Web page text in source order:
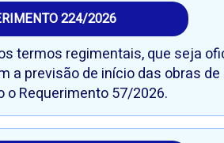
224/2026
termos regimentais, que seja
a previsão de início das obras
o Requerimento 57/2026.